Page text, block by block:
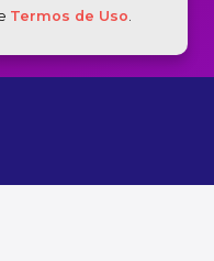
Termos de Uso.